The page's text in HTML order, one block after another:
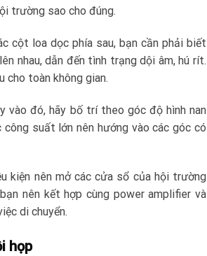
trường sao cho đúng.
cột loa dọc phía sau, bạn cần phải biết
nhau, dẫn đến tình trạng dội âm, hú rít.
cho toàn không gian.
vào đó, hãy bố trí theo góc độ hình nan
suất lớn nên hướng vào các góc có
kiện nên mở các cửa sổ của hội trường
nên kết hợp cùng power amplifier và
di chuyển.
họp